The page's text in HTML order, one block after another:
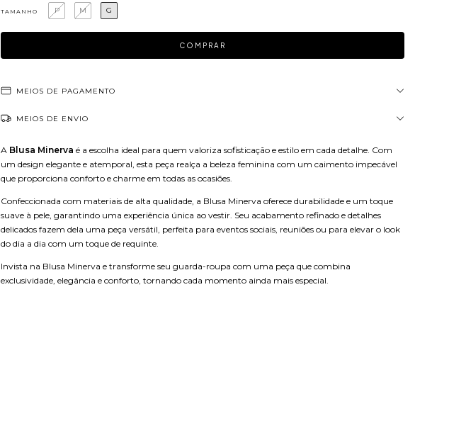
TAMANHO P M G
MEIOS DE PAGAMENTO
MEIOS DE ENVIO
A Blusa Minerva é a escolha ideal para quem valoriza sofisticação e estilo em cada detalhe. Com
um design elegante e atemporal, esta peça realça a beleza feminina com um caimento impecável
que proporciona conforto e charme em todas as ocasiões.
Confeccionada com materiais de alta qualidade, a Blusa Minerva oferece durabilidade e um toque
suave à pele, garantindo uma experiência única ao vestir. Seu acabamento refinado e detalhes
delicados fazem dela uma peça versátil, perfeita para eventos sociais, reuniões ou para elevar o look
do dia a dia com um toque de requinte.
Invista na Blusa Minerva e transforme seu guarda-roupa com uma peça que combina
exclusividade, elegância e conforto, tornando cada momento ainda mais especial.